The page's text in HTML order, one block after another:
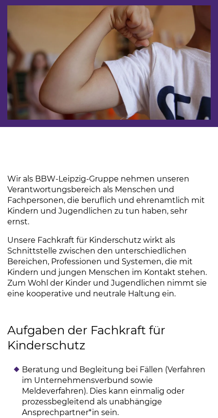
Wir als BBW-Leipzig-Gruppe nehmen unseren
Verantwortungsbereich als Menschen und
Fachpersonen, die beruflich und ehrenamtlich mit
Kindern und Jugendlichen zu tun haben, sehr
ernst.
Unsere Fachkraft für Kinderschutz wirkt als
Schnittstelle zwischen den unterschiedlichen
Bereichen, Professionen und Systemen, die mit
Kindern und jungen Menschen im Kontakt stehen.
Zum Wohl der Kinder und Jugendlichen nimmt sie
eine kooperative und neutrale Haltung ein.
Aufgaben der Fachkraft für
Kinderschutz
Beratung und Begleitung bei Fällen (Verfahren
im Unternehmensverbund sowie
Meldeverfahren). Dies kann einmalig oder
prozessbegleitend als unabhängige
Ansprechpartner*in sein.